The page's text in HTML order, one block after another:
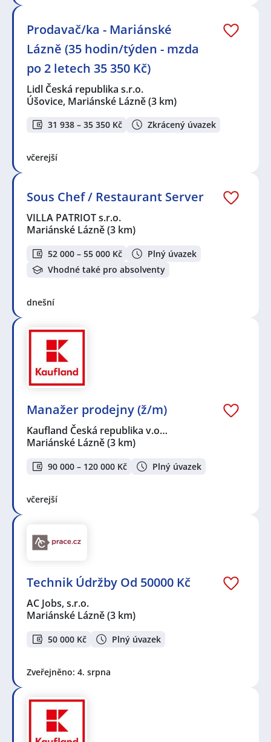
gastronomii
Zootechnik / Zootechnička
Celá ČR,Nýřany ,Bohatice, Karlovy Vary,Úšovice,
Mariánské Lázně, Mariánské Lázně
Cheb, Planá, okres Tachov ,Otročín
Karlovy Vary, Bečov nad Teplou
Vítkov, Tachov,Tachov,Kynšperk nad Ohří
Sokolov ,Dolní Dvory, Cheb,Jenišov,Dvory, Karlovy
Prodavač/ka - Mariánské
Lázně (35 hodin/týden - mzda
po 2 letech 35 350 Kč)
Lidl Česká republika s.r.o.
Úšovice, Mariánské Lázně(3 km)
31 938 – 35 350 Kč Zkrácený úvazek
včerejší
Sous Chef / Restaurant Server
VILLA PATRIOT s.r.o.
Mariánské Lázně(3 km)
52 000 – 55 000 Kč
Plný úvazek
Vhodné také pro absolventy
dnešní
Manažer prodejny (ž/m)
Kaufland Česká republika v.o…
Mariánské Lázně(3 km)
90 000 – 120 000 Kč Plný úvazek
včerejší
Technik Údržby Od 50000 Kč
AC Jobs, s.r.o.
Mariánské Lázně(3 km)
50 000 Kč Plný úvazek
Zveřejněno: 4. srpna